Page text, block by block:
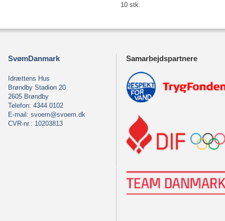
10 stk.
SvømDanmark
Idrættens Hus
Brøndby Stadion 20
2605 Brøndby
Telefon: 4344 0102
E-mail: svoem@svoem.dk
CVR-nr.: 10203813
Samarbejdspartnere